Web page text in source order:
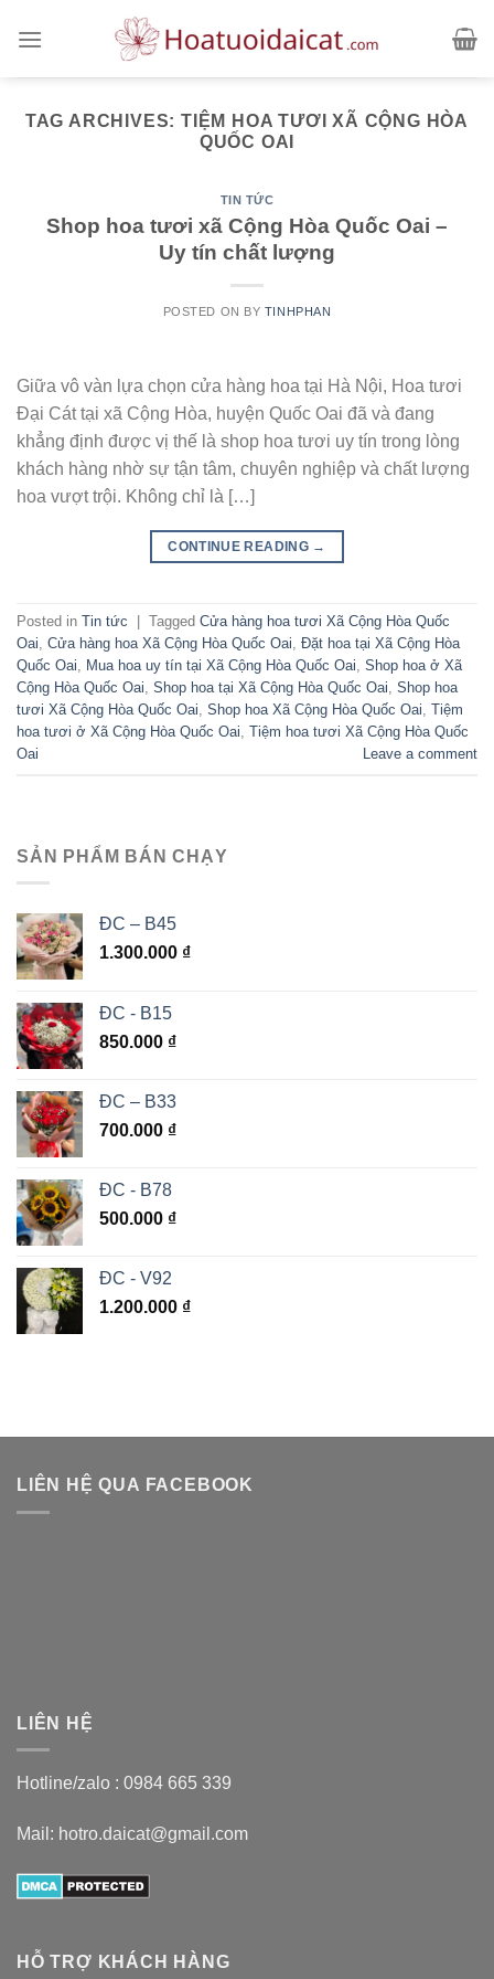
TAG ARCHIVES:TIỆM HOA TƯƠI XÃ CỘNG HÒA
QUỐC OAI
TIN TỨC
Shop hoa tươi xã Cộng Hòa Quốc Oai –
Uy tín chất lượng
POSTED ON BY TINHPHAN
Giữa vô vàn lựa chọn cửa hàng hoa tại Hà Nội, Hoa tươi
Đại Cát tại xã Cộng Hòa, huyện Quốc Oai đã và đang
khẳng định được vị thế là shop hoa tươi uy tín trong lòng
khách hàng nhờ sự tận tâm, chuyên nghiệp và chất lượng
hoa vượt trội. Không chỉ là […]
CONTINUE READING →
Posted in Tin tức Tagged Cửa hàng hoa tươi Xã Cộng Hòa Quốc
Oai Cửa hàng hoa Xã Cộng Hòa Quốc Oai Đặt hoa tại Xã Cộng Hòa
Quốc Oai
Mua hoa uy tín tại Xã Cộng Hòa Quốc Oai Shop hoa ở Xã
Cộng Hòa Quốc Oai Shop hoa tại Xã Cộng Hòa Quốc Oai Shop hoa
tươi Xã Cộng Hòa Quốc Oai Shop hoa Xã Cộng Hòa Quốc Oai Tiệm
hoa tươi ở Xã Cộng Hòa Quốc Oai Tiệm hoa tươi Xã Cộng Hòa Quốc
Oai
Leave a comment
SẢN PHẨM BÁN CHẠY
ĐC – B45
1.300.000 ₫
ĐC - B15
850.000 ₫
ĐC – B33
700.000 ₫
ĐC - B78
500.000 ₫
ĐC - V92
1.200.000 ₫
LIÊN HỆ QUA FACEBOOK
LIÊN HỆ
Hotline/zalo : 0984 665 339
Mail: hotro.daicat@gmail.com
HỖ TRỢ KHÁCH HÀNG